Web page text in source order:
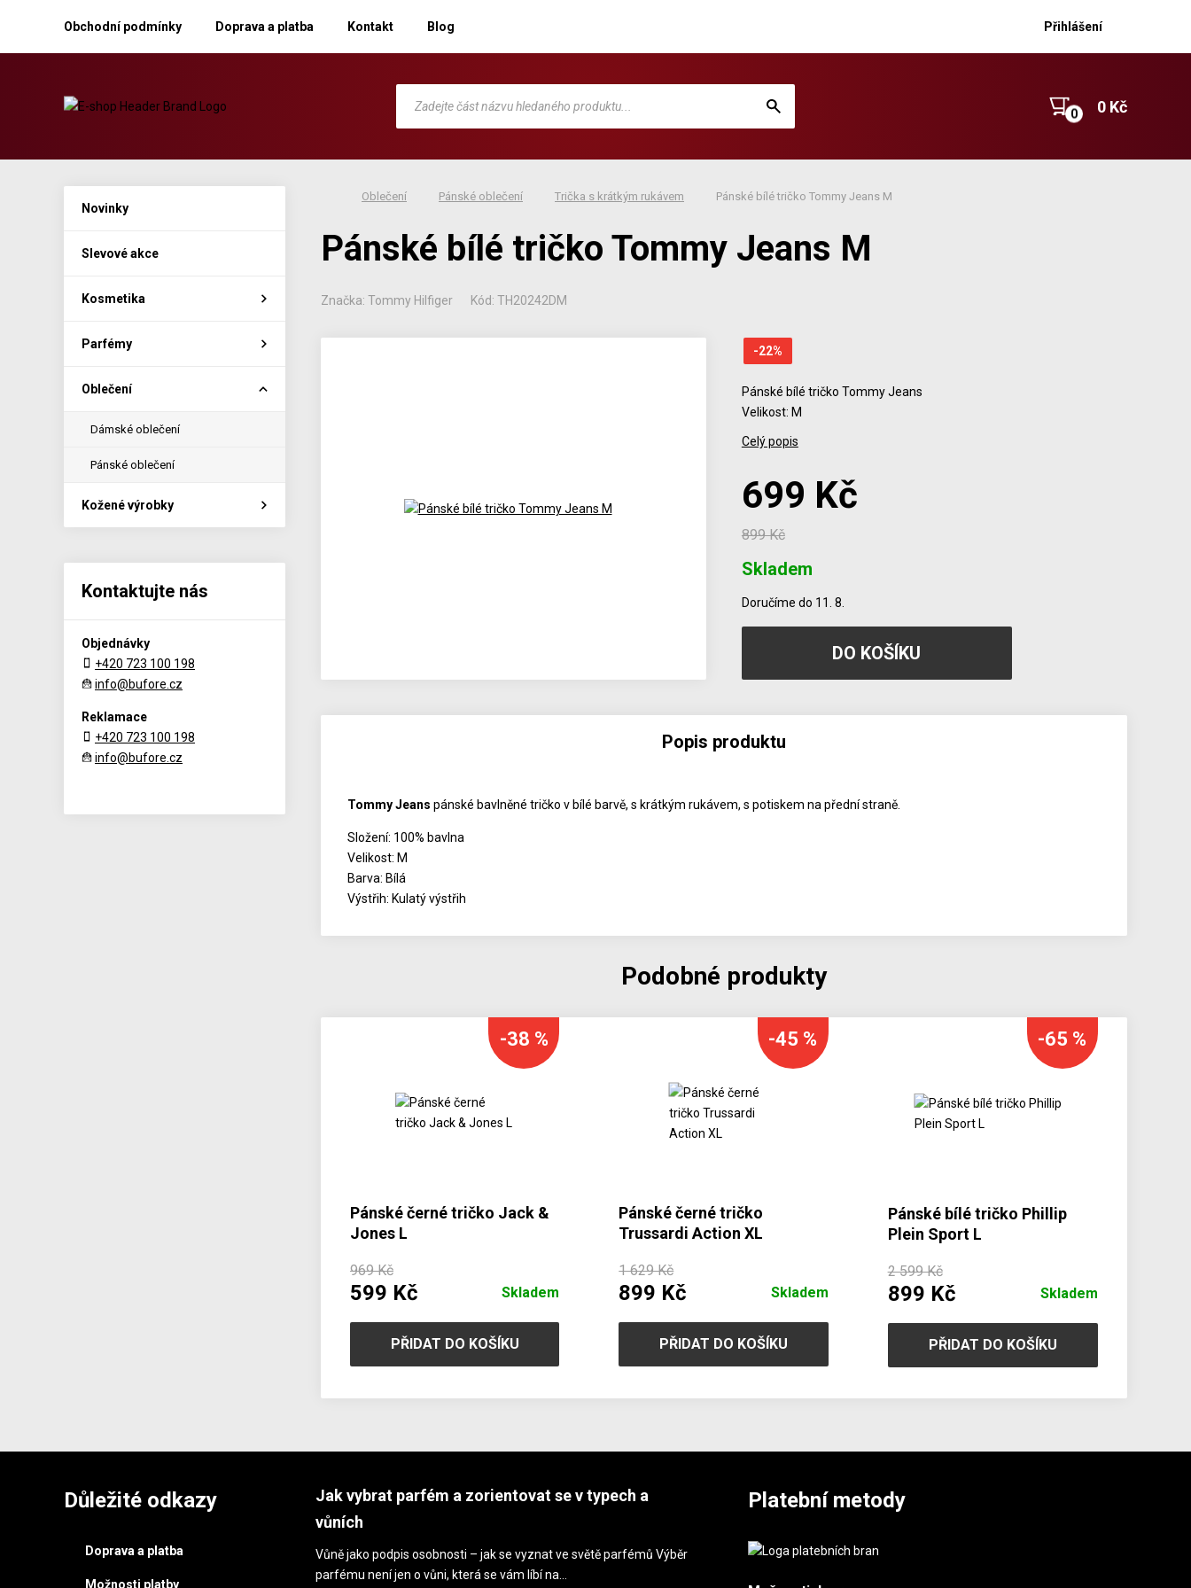
Obchodní podmínky Doprava a platba Kontakt Blog Přihlášení
0 Kč
Oblečení Pánské oblečení Trička s krátkým rukávem Pánské bílé tričko Tommy Jeans M
Pánské bílé tričko Tommy Jeans M
Značka: Tommy Hilfiger Kód: TH20242DM
-22%
Pánské bílé tričko Tommy Jeans
Velikost: M
Celý popis
699 Kč
899 Kč
Skladem
Doručíme do 11. 8.
Popis produktu
Tommy Jeans pánské bavlněné tričko v bílé barvě, s krátkým rukávem, s potiskem na přední straně.
Složení: 100% bavlna
Velikost: M
Barva: Bílá
Výstřih: Kulatý výstřih
Podobné produkty
-38 %
Pánské černé tričko Jack &
Jones L
969 Kč
599 Kč Skladem
PŘIDAT DO KOŠÍKU
-45 %
Pánské černé tričko
Trussardi Action XL
1 629 Kč
899 Kč Skladem
PŘIDAT DO KOŠÍKU
-65 %
Pánské bílé tričko Phillip
Plein Sport L
2 599 Kč
899 Kč Skladem
PŘIDAT DO KOŠÍKU
Novinky
Slevové akce
Kosmetika
Parfémy
Oblečení
Dámské oblečení
Pánské oblečení
Kožené výrobky
Kontaktujte nás
Objednávky
+420 723 100 198
info@bufore.cz
Reklamace
+420 723 100 198
info@bufore.cz
Důležité odkazy
Doprava a platba
Možnosti platby
Jak vybrat parfém a zorientovat se v typech a
vůních
Vůně jako podpis osobnosti – jak se vyznat ve světě parfémů Výběr
parfému není jen o vůni, která se vám líbí na…
Platební metody